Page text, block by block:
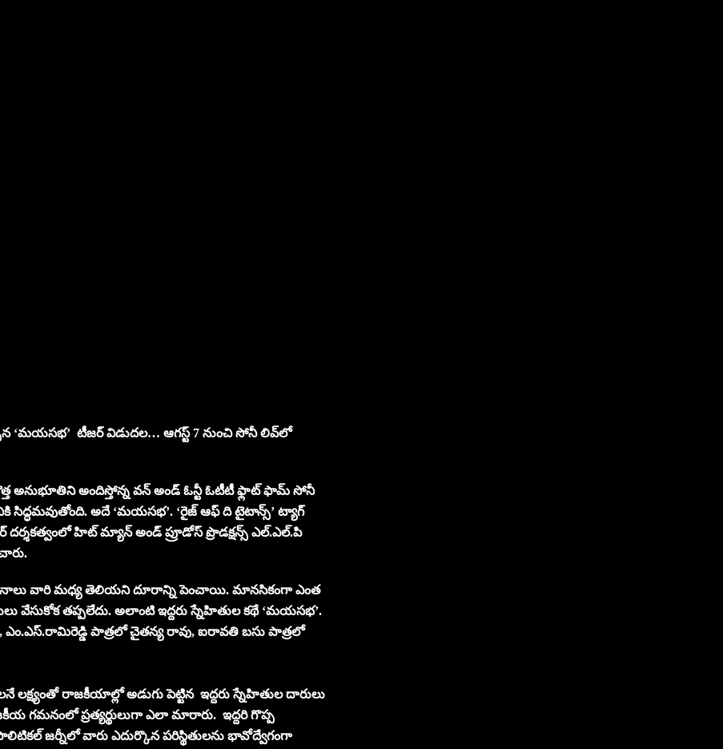
‘మయసభ’ టీజర్ విడుదల… ఆగస్ట్ 7 నుంచి సోనీ లివ్‌లో
అనుభూతిని అందిస్తోన్న వన్ అండ్ ఓన్టీ ఓటీటీ ఫ్లాట్ ఫామ్ సోనీ
అదే ‘మయసభ’. ‘రైజ్ ఆఫ్ ది టైటాన్స్’ ట్యాగ్
హిట్ మ్యాన్ అండ్ ప్రూడోస్ ప్రొడక్షన్స్ ఎల్.ఎల్.పి
వారి మధ్య తెలియని దూరాన్ని పెంచాయి. మానసికంగా ఎంత
వేసుకోక తప్పలేదు. అలాంటి ఇద్దరు స్నేహితుల కథే ‘మయసభ’.
ఎం.ఎస్.రామిరెడ్డి పాత్రలో చైతన్య రావు, ఐరావతి బసు పాత్రలో
రాజకీయాల్లో అడుగు పెట్టిన ఇద్దరు స్నేహితుల దారులు
గమనంలో ప్రత్యర్థులుగా ఎలా మారారు. ఇద్దరి గొప్ప
జర్నీలో వారు ఎదుర్కొన పరిస్థితులను భావోద్వేగంగా